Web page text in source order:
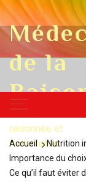
Skip to content
de la
une médecine
raisonnée et
raisonnable
Accueil
Nutrition
Importance du
Ce qu’il faut éviter